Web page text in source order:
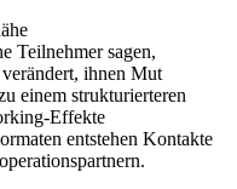
Teilnehmer sagen,
ihnen Mut
e‬inem strukturierteren
Effekte
entstehen Kontakte